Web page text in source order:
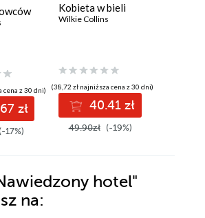
cena z 30 dni)
zł
(-17%)
Kobieta w bieli
Wilkie Collins
(38,72 zł najniższa cena z 30 dni)
40.41 zł
49.90zł (-19%)
hotel"
na: